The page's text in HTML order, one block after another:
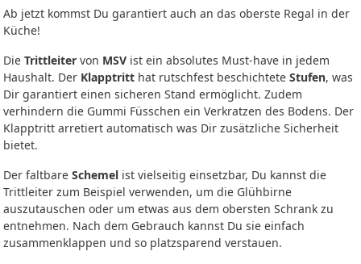
Ab jetzt kommst Du garantiert auch an das oberste Regal in der
Küche!
Die Trittleiter von MSV ist ein absolutes Must-have in jedem
Haushalt. Der Klapptritt hat rutschfest beschichtete Stufen, was
Dir garantiert einen sicheren Stand ermöglicht. Zudem
verhindern die Gummi Füsschen ein Verkratzen des Bodens. Der
Klapptritt arretiert automatisch was Dir zusätzliche Sicherheit
bietet.
Der faltbare Schemel ist vielseitig einsetzbar, Du kannst die
Trittleiter zum Beispiel verwenden, um die Glühbirne
auszutauschen oder um etwas aus dem obersten Schrank zu
entnehmen. Nach dem Gebrauch kannst Du sie einfach
zusammenklappen und so platzsparend verstauen.